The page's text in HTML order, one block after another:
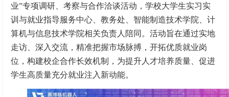
业”专项调研、考察与合作洽谈活动，学校大学生实习实
训与就业指导服务中心、教务处、智能制造技术学院、计
算机与信息技术学院相关负责人陪同。活动旨在通过实地
走访、深入交流，精准把握市场脉搏，开拓优质就业岗
位，构建校企合作长效机制，为提升人才培养质量、促进
学生高质量充分就业注入新动能。